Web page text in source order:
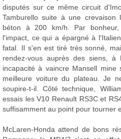
disputés sur ce même circuit
Tamburello suite à une
béton à 200 km/h. Par
l'impact, ce qui a épargné à
fatal. Il s'en est tiré très sonné,
rendez-vous auprès des siens, à
incapacité à vaincre Mansell
meilleure voiture du plateau. Je
soupire-t-il. Côté technique,
essais les V10 Renault RS3C et
suffisamment au point pour tourner
McLaren-Honda attend de bons